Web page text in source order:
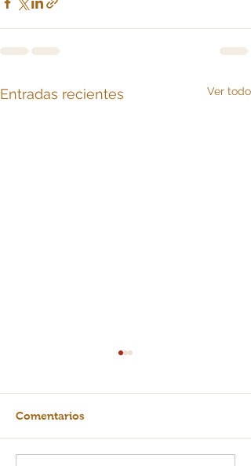
Entradas recientes Ver todo
Comentarios